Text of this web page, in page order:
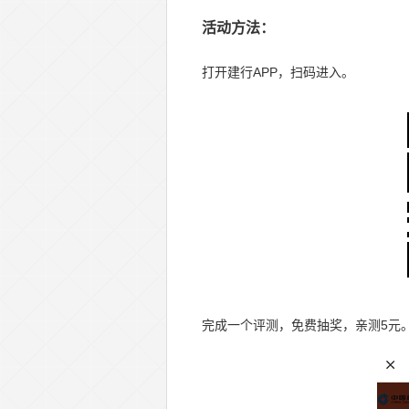
活动方法：
打开建行APP，扫码进入。
完成一个评测，免费抽奖，亲测5元